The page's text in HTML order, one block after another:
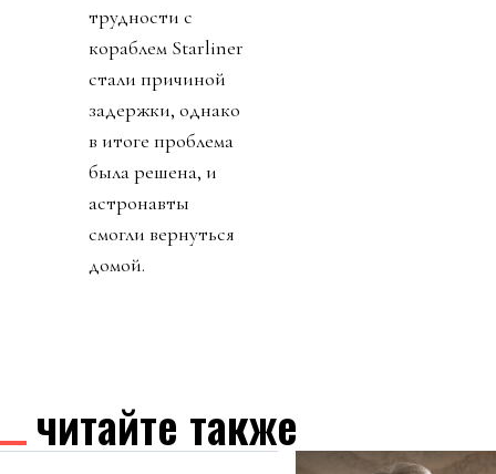
трудности с
кораблем Starliner
стали причиной
задержки, однако
в итоге проблема
была решена, и
астронавты
смогли вернуться
домой.
читайте также